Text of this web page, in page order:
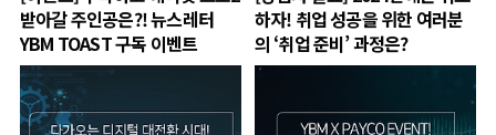
받아갈 주인공은?! 뉴스레터
YBM TOAST 구독 이벤트
하자! 취업 성공을 위한 여러분
의 ‘취업 준비’ 과정은?